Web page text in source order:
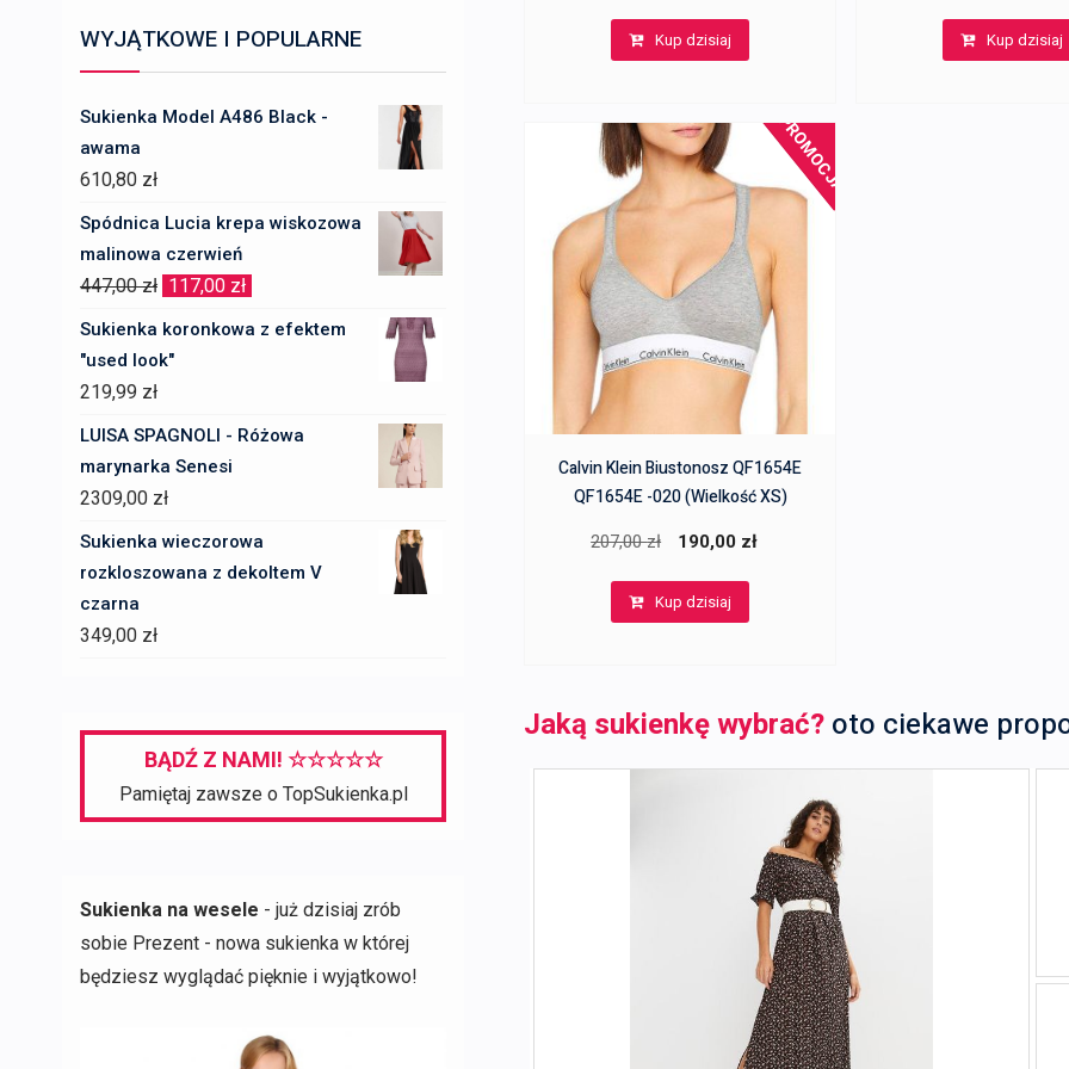
wynosiła:
Kup dzisiaj Kup dzisiaj
PROMOCJA!
Calvin Klein Biustonosz QF1654E
QF1654E -020 (Wielkość XS)
207,00zł
Pierwotna
wynosiła:
190,00 zł
Kup dzisiaj
Jaką sukienkę wybrać? oto ciekawe
WYJĄTKOWE I POPULARNE
Sukienka Model A486 Black -
awama
610,80 zł
Spódnica Lucia krepa wiskozowa
malinowa czerwień
447,00zł Pierwotna
cena
wynosiła:
117,00 zł
cena
Sukienka koronkowa z efektem
"used look"
219,99 zł
LUISA SPAGNOLI - Różowa
marynarka Senesi
2309,00 zł
Sukienka wieczorowa
rozkloszowana z dekoltem V
czarna
349,00 zł
BĄDŹ Z NAMI! ☆☆☆☆☆
Pamiętaj zawsze o TopSukienka.pl
Sukienka na wesele - już dzisiaj zrób
sobie Prezent - nowa sukienka w której
będziesz wyglądać pięknie i wyjątkowo!